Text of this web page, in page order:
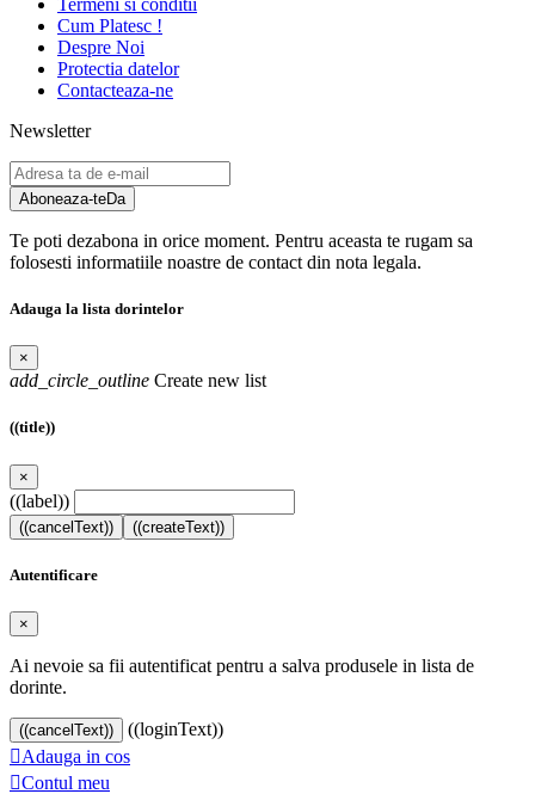
Termeni si conditii
Cum Platesc !
Despre Noi
Protectia datelor
Contacteaza-ne
Newsletter
Aboneaza-teDa
Te poti dezabona in orice moment. Pentru aceasta te rugam sa
folosesti informatiile noastre de contact din nota legala.
Adauga la lista dorintelor
×
add_circle_outline Create new list
((title))
×
((label))
((cancelText)) ((createText))
Autentificare
×
Ai nevoie sa fii autentificat pentru a salva produsele in lista de
dorinte.
((cancelText)) ((loginText))
Adauga in cos
Contul meu